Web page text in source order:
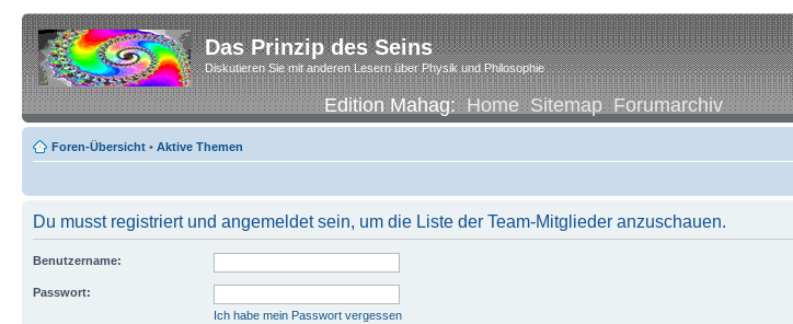
Das Prinzip des Seins
Diskutieren Sie mit anderen Lesern über Physik und Philosophie
Edition Mahag:Home Sitemap Forumarchiv
Foren-Übersicht • Aktive Themen
Du musst registriert und angemeldet sein, um die Liste der Team-Mitglieder anzuschauen.
Benutzername:
Passwort:
Ich habe mein Passwort vergessen